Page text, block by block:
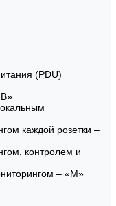
(PDU)
каждой розетки –
контролем и
– «М»